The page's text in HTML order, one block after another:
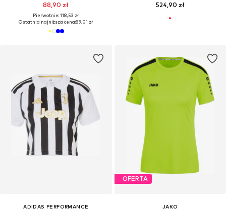
88,90 zł
Pierwotnie: 118,53 zł
Ostatnia najniższa cena:89,01 zł
524,90 zł
ADIDAS PERFORMANCE
OFERTA
JAKO